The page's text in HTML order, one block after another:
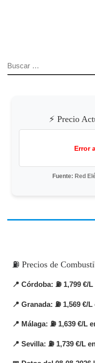
BUSCAR
⚡ Precio
Error
Fuente: Red
⛽ Precios de
📍 Córdoba: ⛽ 1,799 €/
📍 Granada: ⛽ 1,569 €/
📍 Málaga: ⛽ 1,639 €/L
📍 Sevilla: ⛽ 1,739 €/L